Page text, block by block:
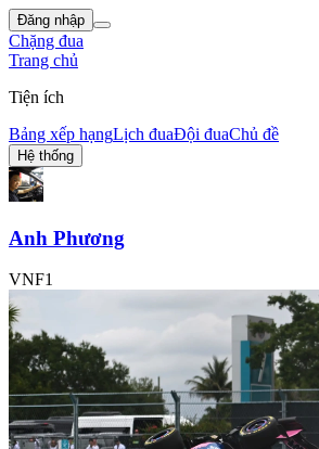
Đăng nhập
Chặng đua
Trang chủ
Tiện ích
Bảng xếp hạngLịch đuaĐội đuaChủ đề
Hệ thống
Anh Phương
VNF1